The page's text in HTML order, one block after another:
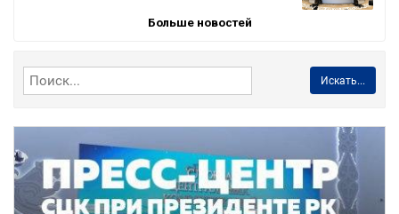
Больше новостей
Искать...